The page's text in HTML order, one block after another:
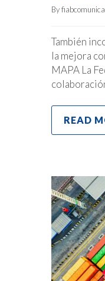
By
También
la mejora
MAPA La
READ